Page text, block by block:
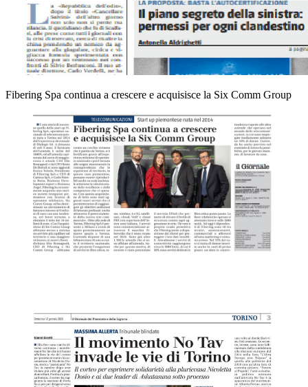
Fibering Spa continua a crescere e acquisisce la Six Comm Group